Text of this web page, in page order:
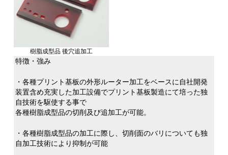
樹脂成型品 後穴追加工
特徴・強み
・各種プリント基板の外形ルーター加工をベースに自社開発
装置含め充実した加工設備でプリント基板製造にて培った独
自技術を駆使する事で
各種樹脂成型品の切削及び追加工が可能。
・各種樹脂成型品の加工に際し、切削面のバリについても独
自加工技術により抑制が可能